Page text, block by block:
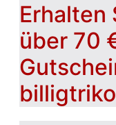
Erhalten
über 70